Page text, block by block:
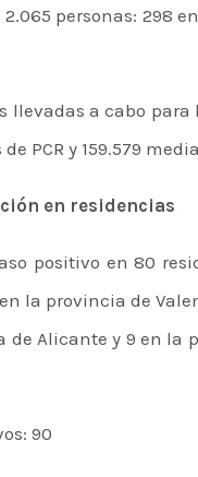
personas: 298
llevadas a cabo
PCR y 159.579
en residencias
positivo en 80
la provincia de
de Alicante y 9 en la
90